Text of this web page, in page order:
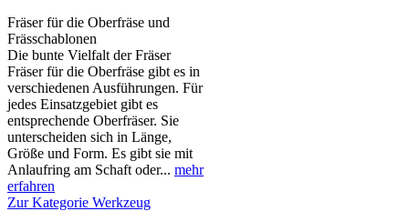
Fräser für die Oberfräse und
Frässchablonen
Die bunte Vielfalt der Fräser
Fräser für die Oberfräse gibt es in
verschiedenen Ausführungen. Für
jedes Einsatzgebiet gibt es
entsprechende Oberfräser. Sie
unterscheiden sich in Länge,
Größe und Form. Es gibt sie mit
Anlaufring am Schaft oder... mehr
erfahren
Zur Kategorie Werkzeug